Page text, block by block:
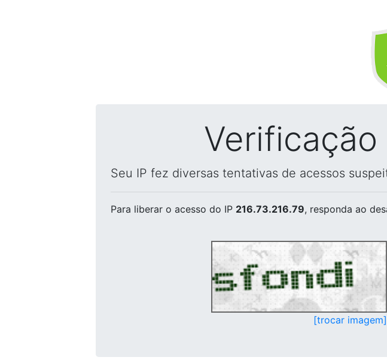
Seu IP fez diversas tentativas de acessos
Para liberar o acesso do IP 216.73.216.79, responda ao
[trocar imagem]